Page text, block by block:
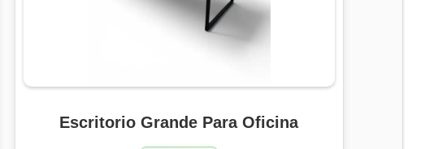
Escritorio Grande Para Oficina